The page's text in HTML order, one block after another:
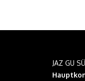
JAZ GU